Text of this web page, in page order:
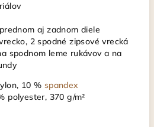
aj zadnom diele
2 spodné zipsové vrecká
spodnom leme rukávov a na
10 % spandex
polyester, 370 g/m²